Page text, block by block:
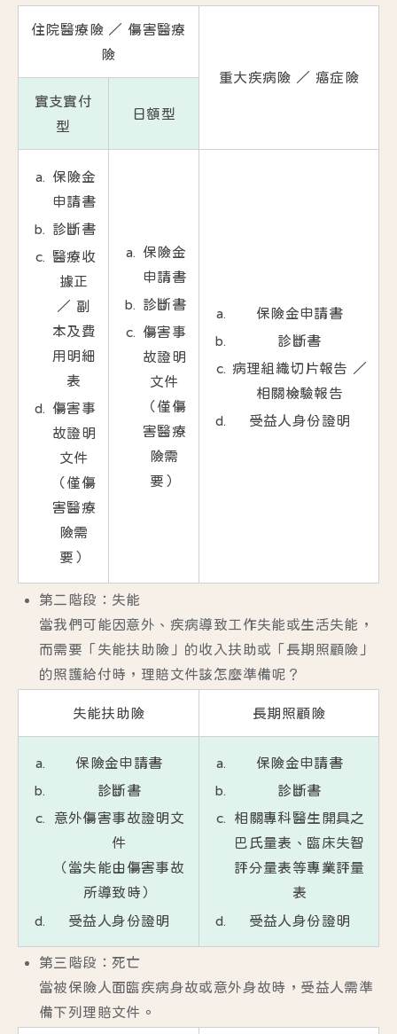
住院醫療險 ／ 傷害醫療
險
重大疾病險 ／ 癌症險
實支實付
型
日額型
保險金
申請書
診斷書
醫療收
據正
／ 副
本及費
用明細
表
傷害事
故證明
文件
（ 僅傷
害醫療
險需
要 ）
保險金
申請書
診斷書
傷害事
故證明
文件
（ 僅傷
害醫療
險需
要 ）
保險金申請書
診斷書
病理組織切片報告 ／
相關檢驗報告
受益人身份證明
第二階段：失能
當我們可能因意外、疾病導致工作失能或生活失能，
而需要「失能扶助險」的收入扶助或「長期照顧險」
的照護給付時，理賠文件該怎麼準備呢？
失能扶助險 長期照顧險
保險金申請書
診斷書
意外傷害事故證明文
件
（當失能由傷害事故
所導致時）
受益人身份證明
保險金申請書
診斷書
相關專科醫生開具之
巴氏量表、臨床失智
評分量表等專業評量
表
受益人身份證明
第三階段：死亡
當被保險人面臨疾病身故或意外身故時，受益人需準
備下列理賠文件。